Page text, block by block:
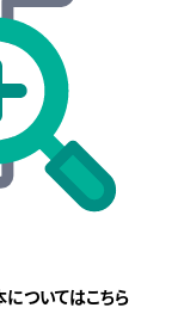
ついてはこちら